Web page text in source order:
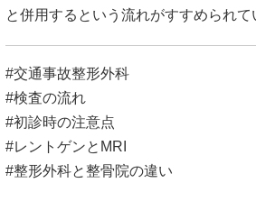
と併用するという流れがすすめられて
#交通事故整形外科
#検査の流れ
#初診時の注意点
#レントゲンとMRI
#整形外科と整骨院の違い